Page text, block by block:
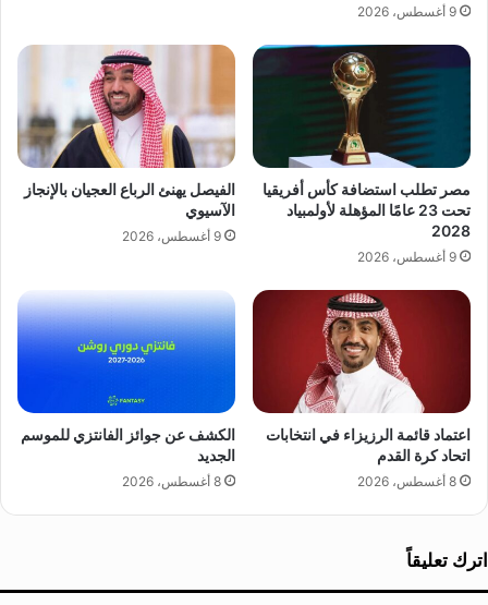
ي
ن
ل
ن
ا
ج
ا
ل
ي
ل
م
د
ر
ة
ل
9 أغسطس، 2026
مصر تطلب استضافة كأس أفريقيا
تحت 23 عامًا المؤهلة لأولمبياد
2028
9 أغسطس، 2026
الفيصل يهنئ الرباع العجيان بالإنجاز
الآسيوي
9 أغسطس، 2026
اعتماد قائمة الرزيزاء في انتخابات
اتحاد كرة القدم
8 أغسطس، 2026
الكشف عن جوائز الفانتزي للموسم
الجديد
8 أغسطس، 2026
اترك تعليقاً